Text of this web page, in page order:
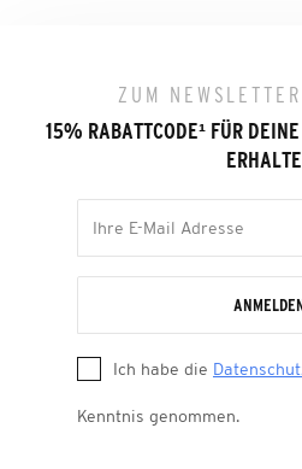
ZUM
15% RABATTCODE¹ FÜR
Ich habe die
Kenntnis genommen.